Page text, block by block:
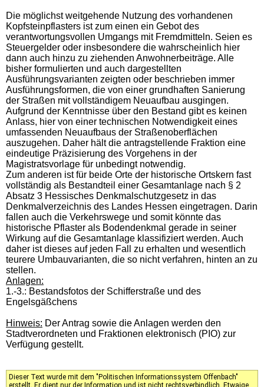
Die möglichst weitgehende Nutzung des vorhandenen
Kopfsteinpflasters ist zum einen ein Gebot des
verantwortungsvollen Umgangs mit Fremdmitteln. Seien es
Steuergelder oder insbesondere die wahrscheinlich hier
dann auch hinzu zu ziehenden Anwohnerbeiträge. Alle
bisher formulierten und auch dargestellten
Ausführungsvarianten zeigten oder beschrieben immer
Ausführungsformen, die von einer grundhaften Sanierung
der Straßen mit vollständigem Neuaufbau ausgingen.
Aufgrund der Kenntnisse über den Bestand gibt es keinen
Anlass, hier von einer technischen Notwendigkeit eines
umfassenden Neuaufbaus der Straßenoberflächen
auszugehen. Daher hält die antragstellende Fraktion eine
eindeutige Präzisierung des Vorgehens in der
Magistratsvorlage für unbedingt notwendig.
Zum anderen ist für beide Orte der historische Ortskern fast
vollständig als Bestandteil einer Gesamtanlage nach § 2
Absatz 3 Hessisches Denkmalschutzgesetz in das
Denkmalverzeichnis des Landes Hessen eingetragen. Darin
fallen auch die Verkehrswege und somit könnte das
historische Pflaster als Bodendenkmal gerade in seiner
Wirkung auf die Gesamtanlage klassifiziert werden. Auch
daher ist dieses auf jeden Fall zu erhalten und wesentlich
teurere Umbauvarianten, die so nicht verfahren, hinten an zu
stellen.
Anlagen:
1.-3.: Bestandsfotos der Schifferstraße und des
Engelsgäßchens
Hinweis: Der Antrag sowie die Anlagen werden den
Stadtverordneten und Fraktionen elektronisch (PIO) zur
Verfügung gestellt.
Dieser Text wurde mit dem "Politischen Informationssystem Offenbach"
erstellt. Er dient nur der Information und ist nicht rechtsverbindlich. Etwaige